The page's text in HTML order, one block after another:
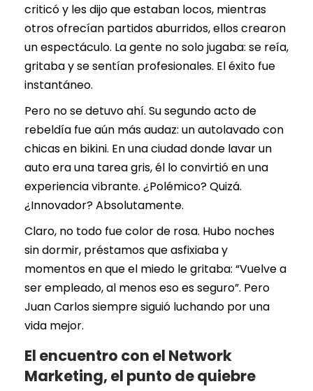
criticó y les dijo que estaban locos, mientras
otros ofrecían partidos aburridos, ellos crearon
un espectáculo. La gente no solo jugaba: se reía,
gritaba y se sentían profesionales. El éxito fue
instantáneo.
Pero no se detuvo ahí. Su segundo acto de
rebeldía fue aún más audaz: un autolavado con
chicas en bikini. En una ciudad donde lavar un
auto era una tarea gris, él lo convirtió en una
experiencia vibrante. ¿Polémico? Quizá.
¿Innovador? Absolutamente.
Claro, no todo fue color de rosa. Hubo noches
sin dormir, préstamos que asfixiaba y
momentos en que el miedo le gritaba: “Vuelve a
ser empleado, al menos eso es seguro”. Pero
Juan Carlos siempre siguió luchando por una
vida mejor.
El encuentro con el Network
Marketing, el punto de quiebre